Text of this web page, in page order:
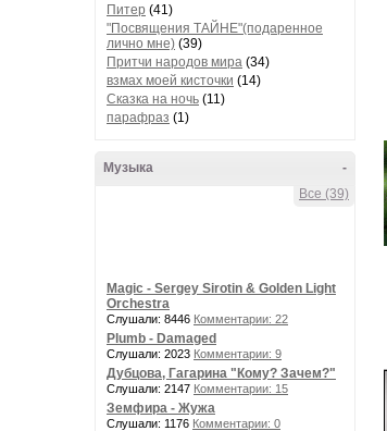
Питер (41)
"Посвящения ТАЙНЕ"(подаренное
лично мне) (39)
Притчи народов мира (34)
взмах моей кисточки (14)
Сказка на ночь (11)
парафраз (1)
-
Музыка
Все (39)
Magic - Sergey Sirotin & Golden Light
Orchestra
Слушали: 8446 Комментарии: 22
Plumb - Damaged
Слушали: 2023 Комментарии: 9
Дубцова, Гагарина "Кому? Зачем?"
Слушали: 2147 Комментарии: 15
Земфира - Жужа
Слушали: 1176 Комментарии: 0